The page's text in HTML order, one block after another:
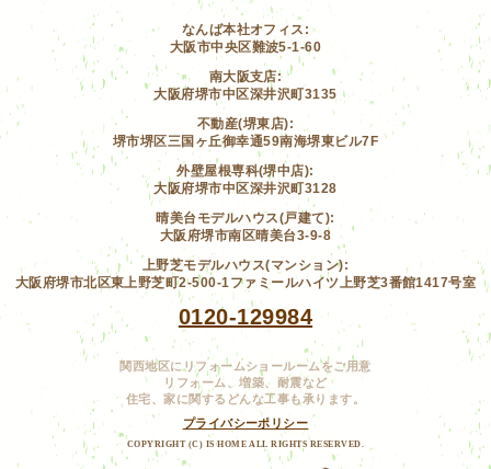
なんば本社オフィス:
大阪市中央区難波5-1-60
南大阪支店:
大阪府堺市中区深井沢町3135
不動産(堺東店):
堺市堺区三国ヶ丘御幸通59南海堺東ビル7F
外壁屋根専科(堺中店):
大阪府堺市中区深井沢町3128
晴美台モデルハウス(戸建て):
大阪府堺市南区晴美台3-9-8
上野芝モデルハウス(マンション):
大阪府堺市北区東上野芝町2-500-1ファミールハイツ上野芝3番館1417号室
0120-129984
関西地区にリフォームショールームをご用意
リフォーム、増築、耐震など
住宅、家に関するどんな工事も承ります。
プライバシーポリシー
COPYRIGHT (C) IS HOME ALL RIGHTS RESERVED.